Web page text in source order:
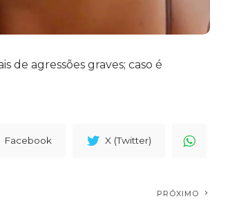
de agressões graves; caso é
Facebook X (Twitter)
PRÓXIMO